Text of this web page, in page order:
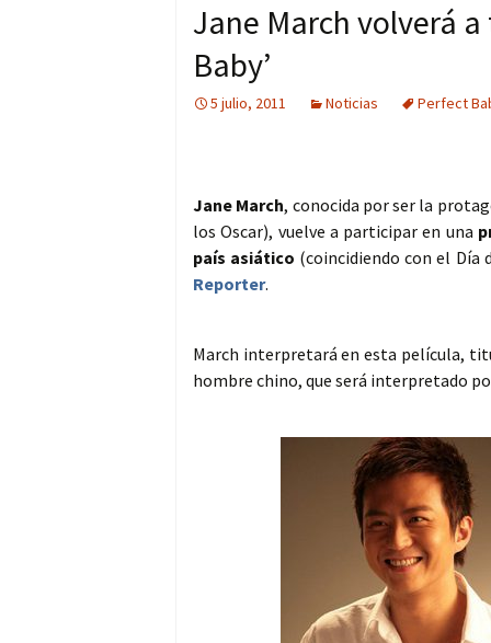
Jane March volverá
Baby’
5 julio, 2011 Noticias Perfect
Jane March, conocida por ser la
los Oscar), vuelve a participar en una
país asiático (coincidiendo con el Día
Reporter.
March interpretará en esta película,
hombre chino, que será interpretado